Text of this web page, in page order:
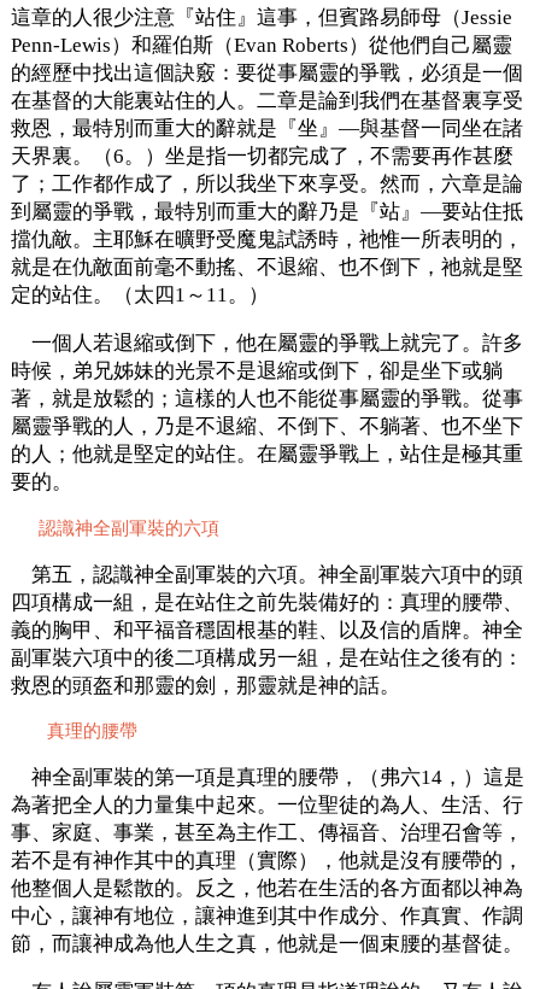
這章的人很少注意『站住』這事，但賓路易師母（Jessie
Penn-Lewis）和羅伯斯（Evan Roberts）從他們自己屬靈
的經歷中找出這個訣竅：要從事屬靈的爭戰，必須是一個
在基督的大能裏站住的人。二章是論到我們在基督裏享受
救恩，最特別而重大的辭就是『坐』—與基督一同坐在諸
天界裏。（6。）坐是指一切都完成了，不需要再作甚麼
了；工作都作成了，所以我坐下來享受。然而，六章是論
到屬靈的爭戰，最特別而重大的辭乃是『站』—要站住抵
擋仇敵。主耶穌在曠野受魔鬼試誘時，祂惟一所表明的，
就是在仇敵面前毫不動搖、不退縮、也不倒下，祂就是堅
定的站住。（太四1～11。）
一個人若退縮或倒下，他在屬靈的爭戰上就完了。許多
時候，弟兄姊妹的光景不是退縮或倒下，卻是坐下或躺
著，就是放鬆的；這樣的人也不能從事屬靈的爭戰。從事
屬靈爭戰的人，乃是不退縮、不倒下、不躺著、也不坐下
的人；他就是堅定的站住。在屬靈爭戰上，站住是極其重
要的。
認識神全副軍裝的六項
第五，認識神全副軍裝的六項。神全副軍裝六項中的頭
四項構成一組，是在站住之前先裝備好的：真理的腰帶、
義的胸甲、和平福音穩固根基的鞋、以及信的盾牌。神全
副軍裝六項中的後二項構成另一組，是在站住之後有的：
救恩的頭盔和那靈的劍，那靈就是神的話。
真理的腰帶
神全副軍裝的第一項是真理的腰帶，（弗六14，）這是
為著把全人的力量集中起來。一位聖徒的為人、生活、行
事、家庭、事業，甚至為主作工、傳福音、治理召會等，
若不是有神作其中的真理（實際），他就是沒有腰帶的，
他整個人是鬆散的。反之，他若在生活的各方面都以神為
中心，讓神有地位，讓神進到其中作成分、作真實、作調
節，而讓神成為他人生之真，他就是一個束腰的基督徒。